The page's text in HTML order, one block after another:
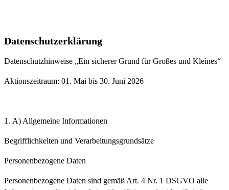
Datenschutzerklärung
Datenschutzhinweise „Ein sicherer Grund für Großes und Kleines“
Aktionszeitraum: 01. Mai bis 30. Juni 2026
A) Allgemeine Informationen
Begrifflichkeiten und Verarbeitungsgrundsätze
Personenbezogene Daten
Personenbezogene Daten sind gemäß Art. 4 Nr. 1 DSGVO alle